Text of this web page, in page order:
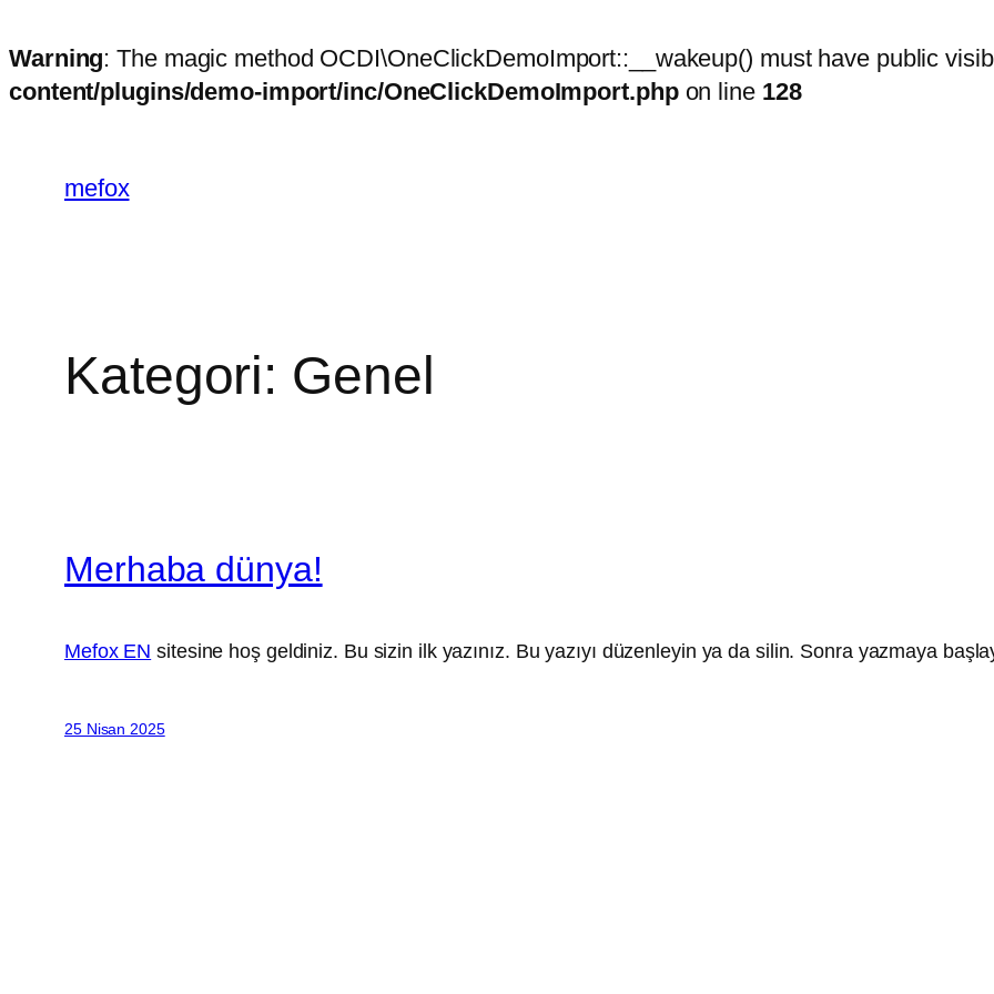
Warning: The magic method OCDI\OneClickDemoImport::__wakeup() must have public
content/plugins/demo-import/inc/OneClickDemoImport.phpon line 128
mefox
Kategori: Genel
Merhaba dünya!
Mefox EN sitesine hoş geldiniz. Bu sizin ilk yazınız. Bu yazıyı düzenleyin ya da silin. Sonra yazmaya
25 Nisan 2025